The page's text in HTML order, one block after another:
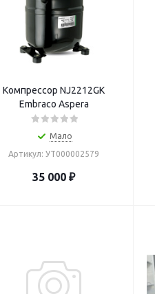
Компрессор NJ2212GK
Embraco Aspera
Мало
Артикул: УТ000002579
35 000 ₽